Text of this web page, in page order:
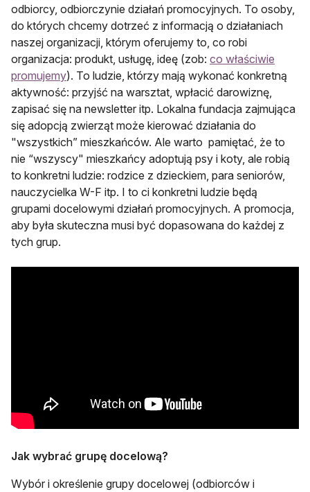
odbiorcy, odbiorczynie działań promocyjnych. To osoby,
do których chcemy dotrzeć z informacją o działaniach
naszej organizacji, którym oferujemy to, co robi
organizacja: produkt, usługę, ideę (zob: co właściwie
promujemy). To ludzie, którzy mają wykonać konkretną
aktywność: przyjść na warsztat, wpłacić darowiznę,
zapisać się na newsletter itp. Lokalna fundacja zajmująca
się adopcją zwierząt może kierować działania do
"wszystkich” mieszkańców. Ale warto pamiętać, że to
nie “wszyscy" mieszkańcy adoptują psy i koty, ale robią
to konkretni ludzie: rodzice z dzieckiem, para seniorów,
nauczycielka W-F itp. I to ci konkretni ludzie będą
grupami docelowymi działań promocyjnych. A promocja,
aby była skuteczna musi być dopasowana do każdej z
tych grup.
Jak wybrać grupę docelową?
Wybór i określenie grupy docelowej (odbiorców i